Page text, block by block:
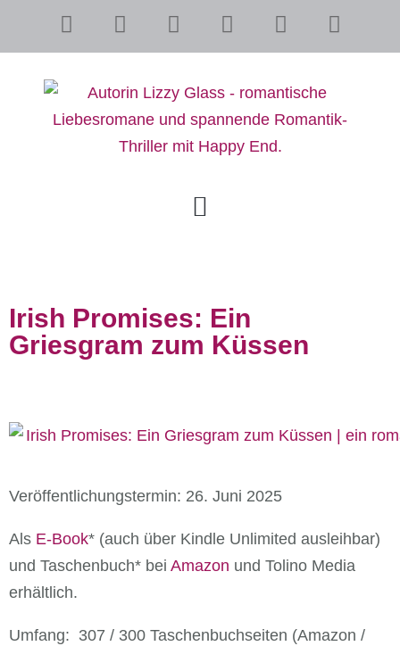
Irish Promises: Ein
Griesgram zum Küssen
Veröffentlichungstermin: 26. Juni 2025
Als E-Book* (auch über Kindle Unlimited ausleihbar)
und Taschenbuch* bei Amazon und Tolino Media
erhältlich.
Umfang: 307 / 300 Taschenbuchseiten (Amazon /